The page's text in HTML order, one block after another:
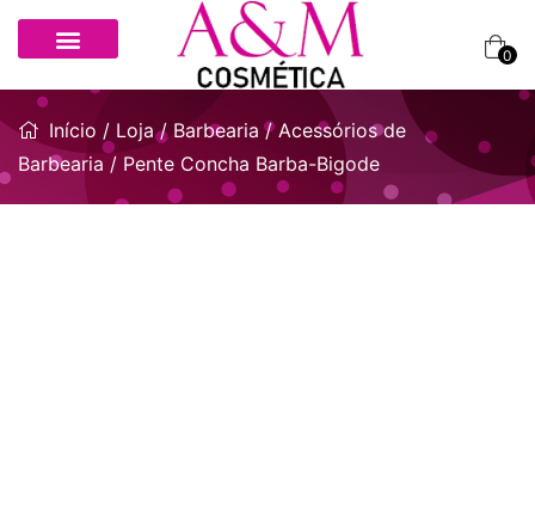
0
Início / Loja/Barbearia /Acessórios de
Barbearia / Pente Concha Barba-Bigode